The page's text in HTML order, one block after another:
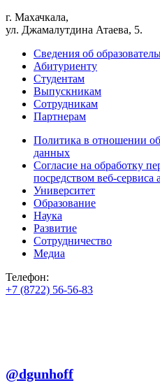
г. Махачкала,
ул. Джамалутдина Атаева, 5.
Сведения об
Абитуриенту
Студентам
Выпускникам
Сотрудникам
Партнерам
Политика в отношении
данных
Согласие на обработку
посредством веб-
Университет
Образование
Наука
Развитие
Сотрудничество
Медиа
Телефон:
+7 (8722) 56-56-83
@dgunhoff